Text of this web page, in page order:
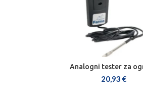
DODAJ U
Analogni tester za
20,93 €